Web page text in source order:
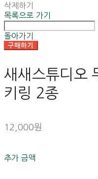
삭제하기
목록으로 가기
돌아가기
구매하기
새새스튜디오
키링 2종
12,000원
추가 금액